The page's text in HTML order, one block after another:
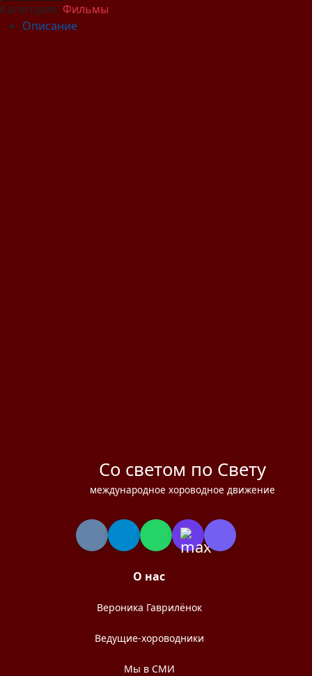
Категория: Фильмы
Описание
Со светом по Свету
международное хороводное движение
О нас
Вероника Гаврилёнок
Ведущие-хороводники
Мы в СМИ